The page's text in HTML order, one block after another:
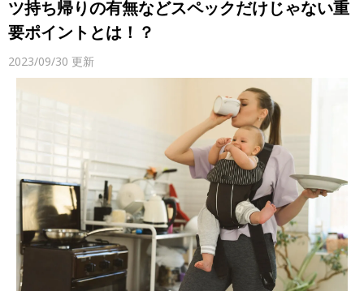
ツ持ち帰りの有無などスペックだけじゃない重
要ポイントとは！？
2023/09/30 更新